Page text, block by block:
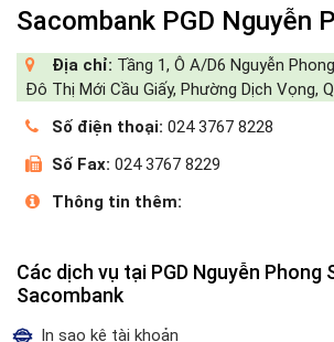
Sacombank PGD Nguyễn
Địa chỉ: Tầng 1, Ô A/D6 Nguyễn
Đô Thị Mới Cầu Giấy, Phường Dịch Vọng,
Số điện thoại: 024 3767 8228
Số Fax: 024 3767 8229
Thông tin thêm:
Các dịch vụ tại PGD Nguyễn Phong
Sacombank
In sao kê tài khoản